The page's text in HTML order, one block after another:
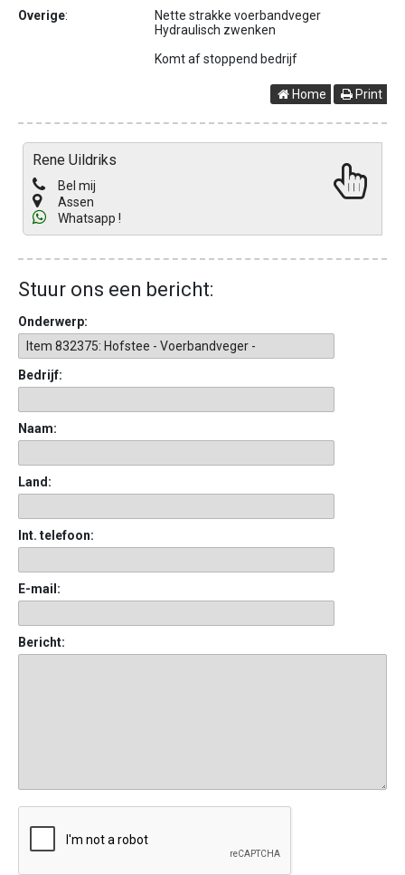
Overige:
Nette strakke voerbandveger
Hydraulisch zwenken
Komt af stoppend bedrijf
Home Print
Rene Uildriks
Bel mij
Assen
Whatsapp !
Stuur ons een bericht:
Onderwerp:
Bedrijf:
Naam:
Land:
Int. telefoon:
E-mail:
Bericht: